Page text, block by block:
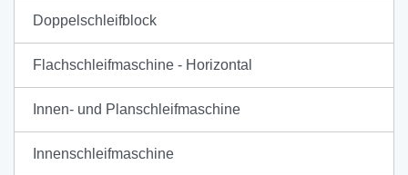
Doppelschleifblock
Flachschleifmaschine - Horizontal
Innen- und Planschleifmaschine
Innenschleifmaschine